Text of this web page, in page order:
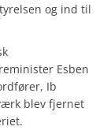
og ind til
Esben
Ib
blev fjernet